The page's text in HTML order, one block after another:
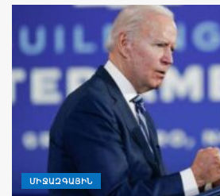
ՄԻՋԱԶԳԱՅԻՆ